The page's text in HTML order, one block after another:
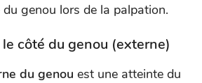
du genou lors de la palpation.
côté du genou (externe)
du genou est une atteinte du